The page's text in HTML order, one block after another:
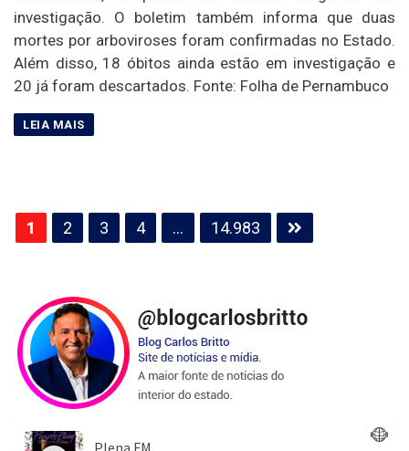
investigação. O boletim também informa que duas
mortes por arboviroses foram confirmadas no Estado.
Além disso, 18 óbitos ainda estão em investigação e
20 já foram descartados. Fonte: Folha de Pernambuco
Paginação
de
1 2 3 4 … 14.983